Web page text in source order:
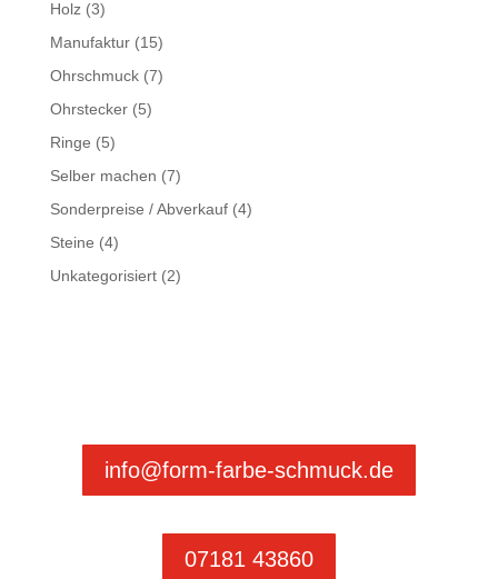
Holz(3)
Manufaktur(15)
Ohrschmuck(7)
Ohrstecker(5)
Ringe (5)
Selber machen (7)
Sonderpreise / Abverkauf(4)
Steine (4)
Unkategorisiert(2)
info@form-farbe-schmuck.de
07181 43860